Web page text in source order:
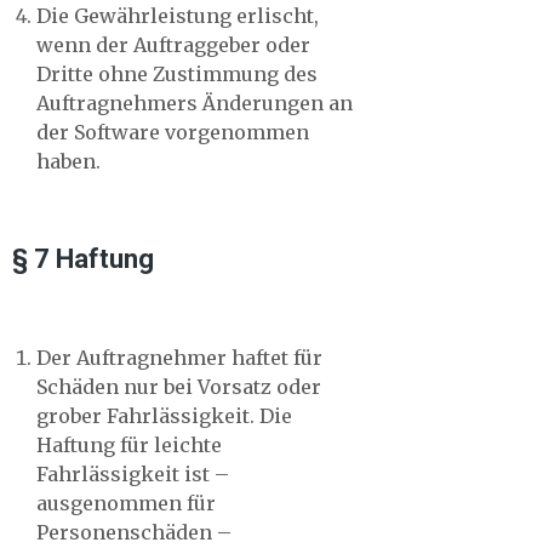
Die Gewährleistung erlischt,
wenn der Auftraggeber oder
Dritte ohne Zustimmung des
Auftragnehmers Änderungen an
der Software vorgenommen
haben.
§ 7 Haftung
Der Auftragnehmer haftet für
Schäden nur bei Vorsatz oder
grober Fahrlässigkeit. Die
Haftung für leichte
Fahrlässigkeit ist –
ausgenommen für
Personenschäden –